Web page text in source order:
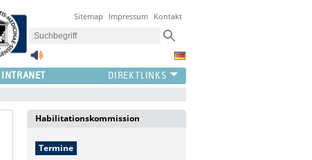
Sitemap Impressum Kontakt
INTRANET
Habilitationskommission
Termine